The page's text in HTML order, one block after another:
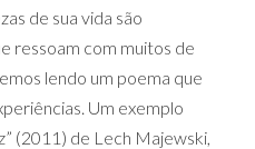
de sua vida são
ressoam com muitos de
lendo um poema que
Um exemplo
(2011) de Lech Majewski,